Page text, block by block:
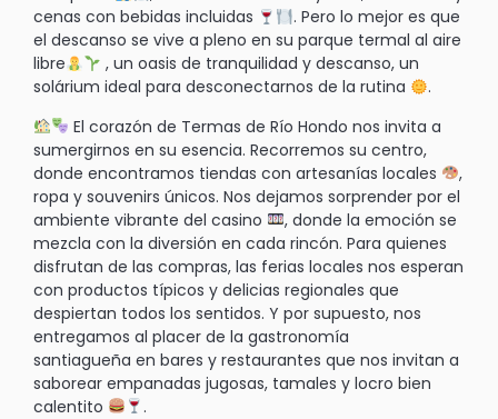
cenas con bebidas incluidas
. Pero lo mejor es que
el descanso se vive a pleno en su parque termal al aire
libre
, un oasis de tranquilidad y descanso, un
solárium ideal para desconectarnos de la rutina
.
El corazón de Termas de Río Hondo nos invita a
sumergirnos en su esencia. Recorremos su centro,
donde encontramos tiendas con artesanías locales
,
ropa y souvenirs únicos. Nos dejamos sorprender por el
ambiente vibrante del casino
, donde la emoción se
mezcla con la diversión en cada rincón. Para quienes
disfrutan de las compras, las ferias locales nos esperan
con productos típicos y delicias regionales que
despiertan todos los sentidos. Y por supuesto, nos
entregamos al placer de la gastronomía
santiagueña en bares y restaurantes que nos invitan a
saborear empanadas jugosas, tamales y locro bien
calentito
.